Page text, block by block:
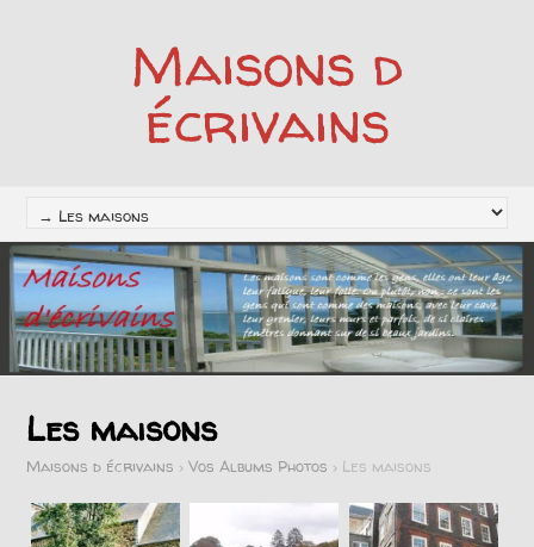
Maisons d
écrivains
Les maisons
Maisons d écrivains >Vos Albums Photos > Les maisons